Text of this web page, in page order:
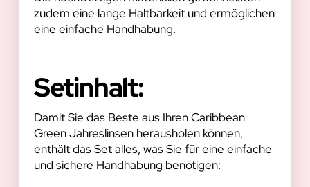
zudem eine lange Haltbarkeit und ermöglichen
eine einfache Handhabung.
Setinhalt:
Damit Sie das Beste aus Ihren Caribbean
Green Jahreslinsen herausholen können,
enthält das Set alles, was Sie für eine einfache
und sichere Handhabung benötigen: